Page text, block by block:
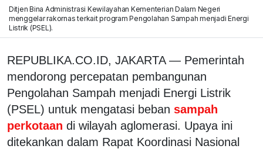
Ditjen Bina Administrasi Kewilayahan Kementerian Dalam Negeri
menggelar rakornas terkait program Pengolahan Sampah menjadi Energi
Listrik (PSEL).
REPUBLIKA.CO.ID, JAKARTA — Pemerintah
mendorong percepatan pembangunan
Pengolahan Sampah menjadi Energi Listrik
(PSEL) untuk mengatasi beban sampah
perkotaan di wilayah aglomerasi. Upaya ini
ditekankan dalam Rapat Koordinasi Nasional